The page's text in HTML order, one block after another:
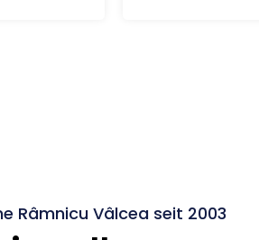
Râmnicu Vâlcea seit 2003